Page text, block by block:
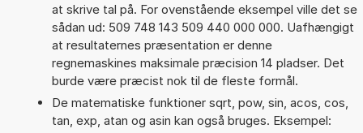
at skrive tal på. For ovenstående eksempel ville det se
sådan ud: 509 748 143 509 440 000 000. Uafhængigt
at resultaternes præsentation er denne
regnemaskines maksimale præcision 14 pladser. Det
burde være præcist nok til de fleste formål.
De matematiske funktioner sqrt, pow, sin, acos, cos,
tan, exp, atan og asin kan også bruges. Eksempel: